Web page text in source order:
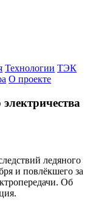
Технологии ТЭК
О проекте
ледяного
и повлёкшего за
Об